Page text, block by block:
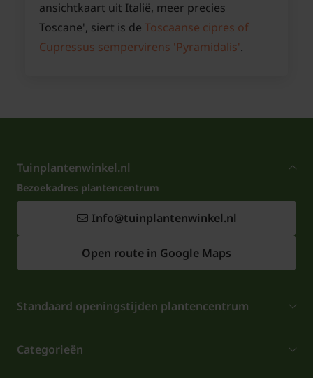
ansichtkaart uit Italië, meer precies
Toscane', siert is de Toscaanse cipres of
Cupressus sempervirens 'Pyramidalis'.
Tuinplantenwinkel.nl
Bezoekadres plantencentrum
Info@tuinplantenwinkel.nl
Open route in Google Maps
Standaard openingstijden plantencentrum
Categorieën